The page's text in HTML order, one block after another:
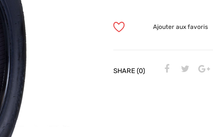
Ajouter aux favoris
SHARE (0)